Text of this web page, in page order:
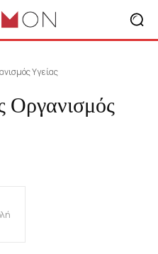
Υγείας
Οργανισμός